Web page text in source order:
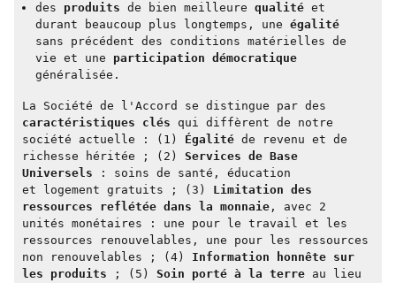
des produits de bien meilleure qualité et
durant beaucoup plus longtemps, une égalité
sans précédent des conditions matérielles de
vie et une participation démocratique
généralisée.
La Société de l'Accord se distingue par des
caractéristiques clés qui diffèrent de notre
société actuelle : (1) Égalité de revenu et de
richesse héritée ; (2) Services de Base
Universels : soins de santé, éducation
et logement gratuits ; (3) Limitation des
ressources reflétée dans la monnaie , avec 2
unités monétaires : une pour le travail et les
ressources renouvelables, une pour les ressources
non renouvelables ; (4) Information honnête sur
les produits ; (5) Soin porté à la terre au lieu